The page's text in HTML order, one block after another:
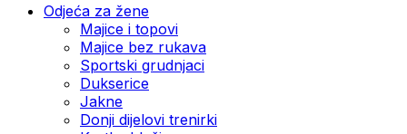
Odjeća za žene
Majice i topovi
Majice bez rukava
Sportski grudnjaci
Dukserice
Jakne
Donji dijelovi trenirki